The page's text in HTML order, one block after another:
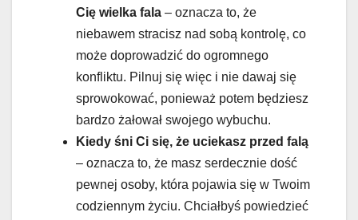
Cię wielka fala – oznacza to, że
niebawem stracisz nad sobą kontrolę, co
może doprowadzić do ogromnego
konfliktu. Pilnuj się więc i nie dawaj się
sprowokować, ponieważ potem będziesz
bardzo żałował swojego wybuchu.
Kiedy śni Ci się, że uciekasz przed falą
– oznacza to, że masz serdecznie dość
pewnej osoby, która pojawia się w Twoim
codziennym życiu. Chciałbyś powiedzieć